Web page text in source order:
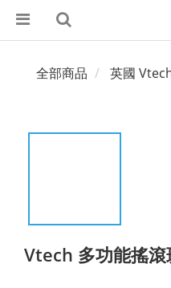
全部商品 英國
Vtech 多功能搖滾